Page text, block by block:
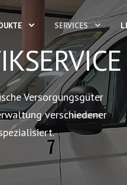
SERVICES
Versorgungsgüter
verschiedener